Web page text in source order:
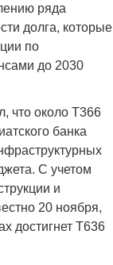
ряда
долга, которые
по
до 2030
что около Т366
банка
С учетом
и
20 ноября,
достигнет Т636